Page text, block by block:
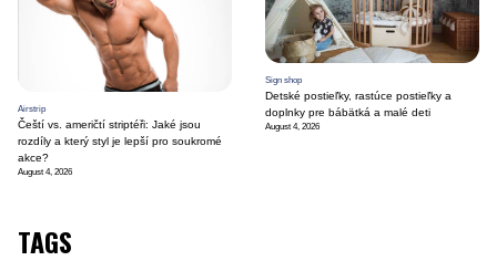
Airstrip
Čeští vs. američtí striptéři: Jaké jsou
rozdíly a který styl je lepší pro soukromé
akce?
August 4, 2026
Sign shop
Detské postieľky, rastúce postieľky a
doplnky pre bábätká a malé deti
August 4, 2026
TAGS